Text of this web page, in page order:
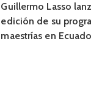
Guillermo Lasso
edición de su
maestrías en